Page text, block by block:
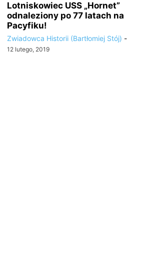
Lotniskowiec USS „Hornet”
odnaleziony po 77 latach na
Pacyfiku!
Zwiadowca Historii (Bartłomiej Stój) -
12 lutego, 2019